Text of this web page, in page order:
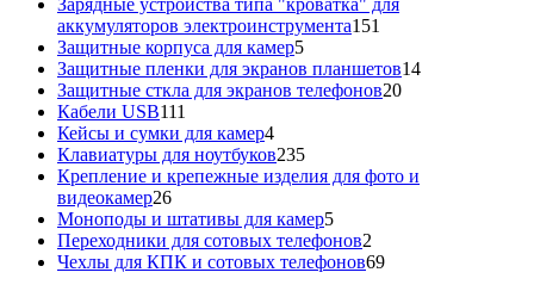
Зарядные устройства типа "кроватка" для
аккумуляторов электроинструмента151
Защитные корпуса для камер55
товаров
Защитные пленки для экранов планшетов1414
Защитные сткла для экранов телефонов2020
Кабели USB111
товаров
Кейсы и сумки для камер44
товара
Клавиатуры для ноутбуков235235
товаров
Крепление и крепежные изделия для фото и
видеокамер2626
товаров
Моноподы и штативы для камер55
товаров
Переходники для сотовых телефонов2
товара
Чехлы для КПК и сотовых телефонов6969